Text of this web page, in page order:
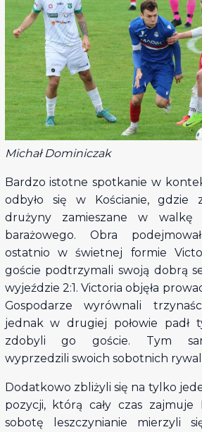
Michał Dominiczak
Bardzo istotne spotkanie w
odbyło się w Kościanie, gdzie
drużyny zamieszane w walkę
barażowego. Obra
ostatnio w świetnej formie
goście podtrzymali swoją dobrą
wyjeździe 2:1. Victoria objęła
Gospodarze wyrównali
jednak w drugiej połowie
zdobyli go goście. Tym
wyprzedzili swoich sobotnich
Dodatkowo zbliżyli się na tylko
pozycji, którą cały czas zajmuje
sobotę leszczynianie mierzyli